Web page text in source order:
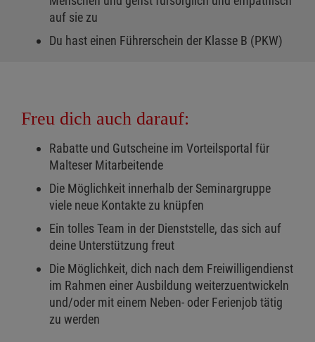
auf sie zu
Du hast einen Führerschein der Klasse B (PKW)
Freu dich auch darauf:
Rabatte und Gutscheine im Vorteilsportal für
Malteser Mitarbeitende
Die Möglichkeit innerhalb der Seminargruppe
viele neue Kontakte zu knüpfen
Ein tolles Team in der Dienststelle, das sich auf
deine Unterstützung freut
Die Möglichkeit, dich nach dem Freiwilligendienst
im Rahmen einer Ausbildung weiterzuentwickeln
und/oder mit einem Neben- oder Ferienjob tätig
zu werden